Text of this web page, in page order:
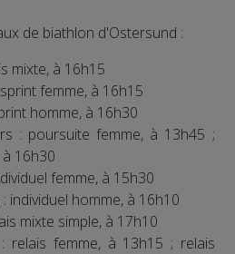
de biathlon d'Ostersund :
mixte, à 16h15
femme, à 16h15
homme, à 16h30
: poursuite femme, à 13h45 ;
16h30
femme, à 15h30
individuel homme, à 16h10
mixte simple, à 17h10
relais femme, à 13h15 ; relais